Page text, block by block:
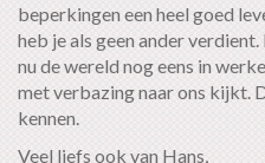
beperkingen een heel goed
heb je als geen ander
nu de wereld nog eens in
met verbazing naar ons kijkt.
kennen.
Veel liefs ook van Hans,